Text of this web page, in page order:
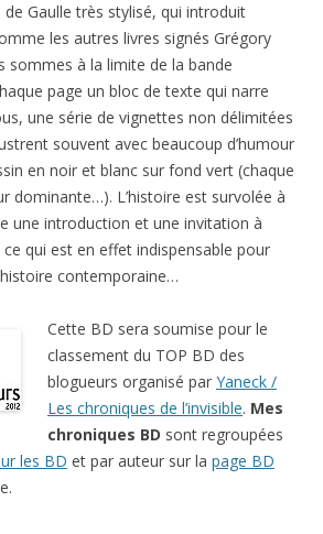
Gaulle très stylisé, qui introduit
les autres livres signés Grégory
sommes à la limite de la bande
page un bloc de texte qui narre
une série de vignettes non délimitées
souvent avec beaucoup d’humour
en noir et blanc sur fond vert (chaque
dominante…). L’histoire est survolée à
une introduction et une invitation à
qui est en effet indispensable pour
contemporaine…
Cette BD sera soumise pour le
classement du TOP BD des
blogueurs organisé par Yaneck /
Les chroniques de l’invisible. Mes
chroniques BD sont regroupées
les BD et par auteur sur la page BD